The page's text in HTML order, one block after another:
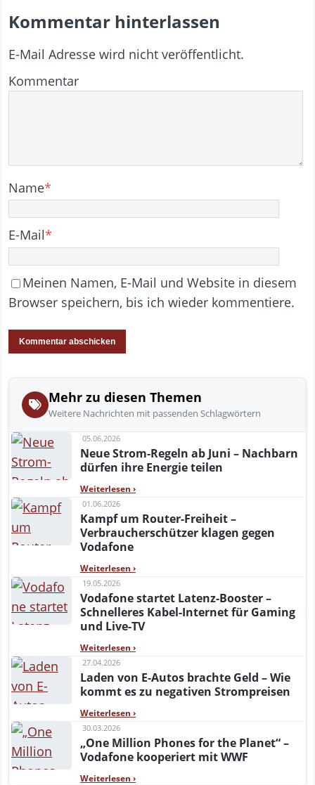
Kommentar hinterlassen
E-Mail Adresse wird nicht veröffentlicht.
Kommentar
Name*
E-Mail*
Meinen Namen, E-Mail und Website in diesem
Browser speichern, bis ich wieder kommentiere.
Mehr zu diesen Themen
Weitere Nachrichten mit passenden Schlagwörtern
05.06.2026
Neue Strom-Regeln ab Juni – Nachbarn
dürfen ihre Energie teilen
Weiterlesen ›
01.06.2026
Kampf um Router-Freiheit –
Verbraucherschützer klagen gegen
Vodafone
Weiterlesen ›
19.05.2026
Vodafone startet Latenz-Booster –
Schnelleres Kabel-Internet für Gaming
und Live-TV
Weiterlesen ›
27.04.2026
Laden von E-Autos brachte Geld – Wie
kommt es zu negativen Strompreisen
Weiterlesen ›
30.03.2026
„One Million Phones for the Planet“ –
Vodafone kooperiert mit WWF
Weiterlesen ›